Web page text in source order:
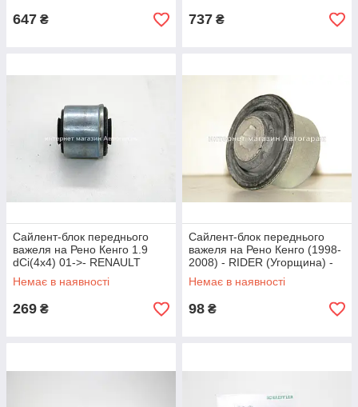
647 ₴ 737 ₴
Сайлент-блок переднього
важеля на Рено Кенго 1.9
dCi(4x4) 01->- RENAULT
(Оригінал) - 8200033379
Немає в наявності
269 ₴
Сайлент-блок переднього
важеля на Рено Кенго (1998-
2008) - RIDER (Угорщина) -
RD3445985539
Немає в наявності
98 ₴